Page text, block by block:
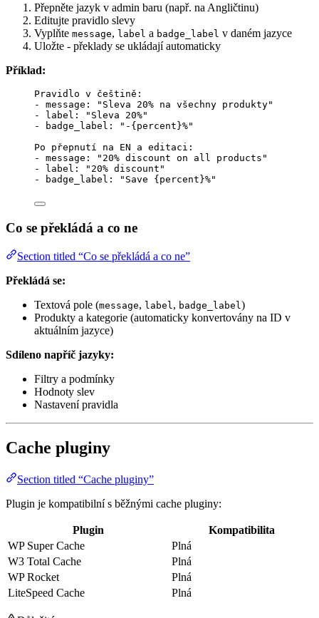
Přepněte jazyk v admin baru (např. na Angličtinu)
Editujte pravidlo slevy
Vyplňte message, label a badge_label v daném jazyce
Uložte - překlady se ukládají automaticky
Příklad:
Pravidlo v češtině:
- message: "Sleva 20% na všechny produkty"
- label: "Sleva 20%"
- badge_label: "-{percent}%"
Po přepnutí na EN a editaci:
- message: "20% discount on all products"
- label: "20% discount"
- badge_label: "Save {percent}%"
Co se překládá a co ne
Section titled “Co se překládá a co ne”
Překládá se:
Textová pole (message, label, badge_label)
Produkty a kategorie (automaticky konvertovány na ID v
aktuálním jazyce)
Sdíleno napříč jazyky:
Filtry a podmínky
Hodnoty slev
Nastavení pravidla
Cache pluginy
Section titled “Cache pluginy”
Plugin je kompatibilní s běžnými cache pluginy:
Plugin
Kompatibilita
WP Super Cache
Plná
W3 Total Cache
Plná
WP Rocket
Plná
LiteSpeed Cache
Plná